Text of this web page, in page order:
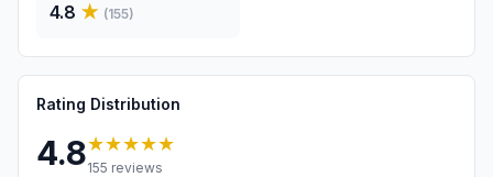
4.8 ★ (155)
Rating Distribution
4.8★★★★★
155 reviews